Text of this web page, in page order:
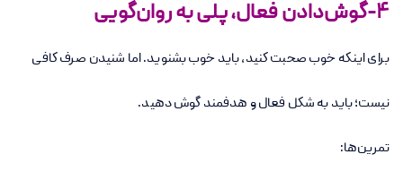
4-گوش‌دادن فعال، پلی به روان‌گویی
برای اینکه خوب صحبت کنید، باید خوب بشنوید. اما شنیدن صرف کافی
نیست؛ باید به شکل فعال و هدفمند گوش دهید.
تمرین‌ها: